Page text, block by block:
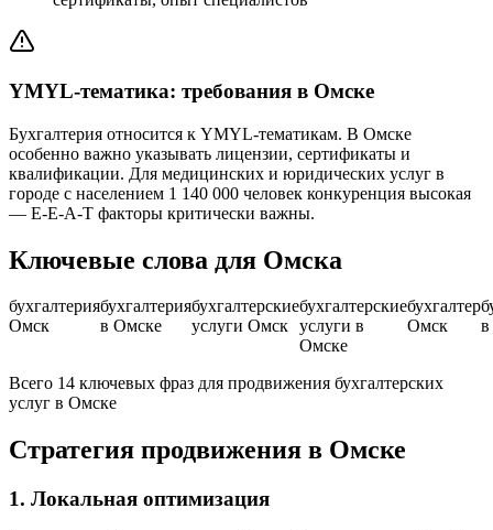
YMYL-тематика: требования в Омске
Бухгалтерия относится к YMYL-тематикам. В Омске
особенно важно указывать лицензии, сертификаты и
квалификации. Для медицинских и юридических услуг в
городе с населением 1 140 000 человек конкуренция высокая
— E-E-A-T факторы критически важны.
Ключевые слова для Омска
бухгалтерия
Омск
бухгалтерия
в Омске
бухгалтерские
услуги Омск
бухгалтерские
услуги в
Омске
бухгалтер
Омск
Всего 14 ключевых фраз для продвижения бухгалтерских
услуг в Омске
Стратегия продвижения в Омске
1. Локальная оптимизация